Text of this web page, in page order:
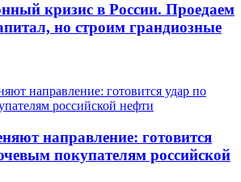
кризис в России. Проедаем
но строим грандиозные
направление: готовится
покупателям российской